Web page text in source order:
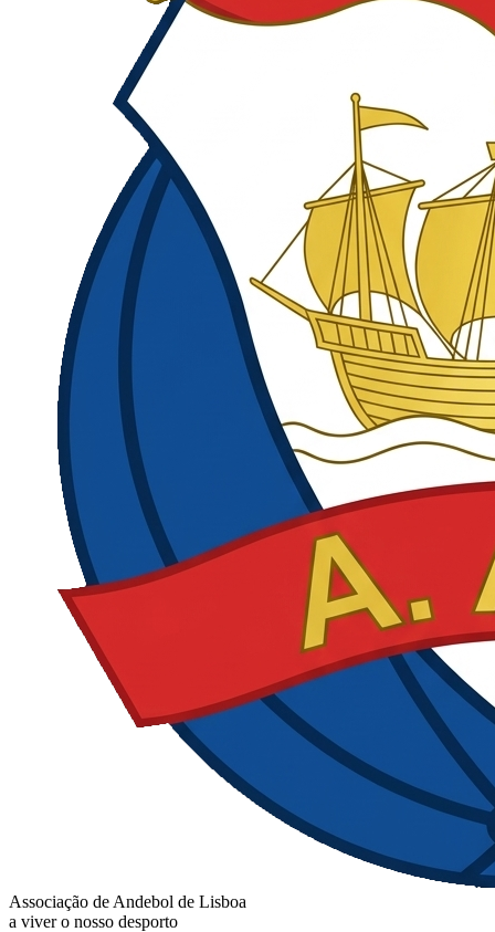
Associação de Andebol de Lisboa
a viver o nosso desporto